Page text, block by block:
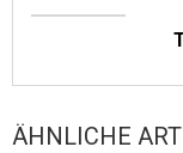
ÄHNLICHE